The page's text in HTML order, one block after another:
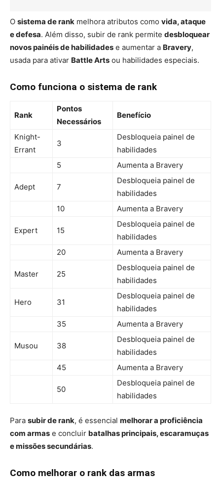
O sistema de rank melhora atributos como vida, ataque
e defesa. Além disso, subir de rank permite desbloquear
novos painéis de habilidades e aumentar a Bravery,
usada para ativar Battle Arts ou habilidades especiais.
Como funciona o sistema de rank
Rank
Pontos
Necessários
Benefício
Knight-
Errant
3
Desbloqueia painel de
habilidades
5
Aumenta a Bravery
Adept 7
Desbloqueia painel de
habilidades
10
Aumenta a Bravery
Expert 15
Desbloqueia painel de
habilidades
20
Aumenta a Bravery
Master 25
Desbloqueia painel de
habilidades
Hero 31
Desbloqueia painel de
habilidades
35
Aumenta a Bravery
Musou 38
Desbloqueia painel de
habilidades
45
Aumenta a Bravery
50
Desbloqueia painel de
habilidades
Para subir de rank, é essencial melhorar a proficiência
com armas e concluir batalhas principais, escaramuças
e missões secundárias.
Como melhorar o rank das armas